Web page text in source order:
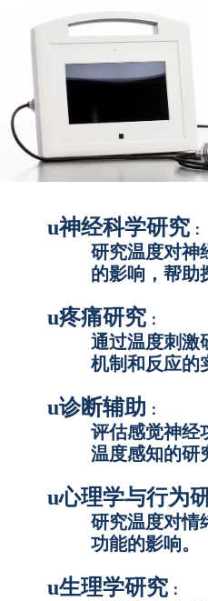
u神经科学研究 ：
研究温度对神
的影响，帮助
u疼痛研究 ：
通过温度刺激
机制和反应的
u诊断辅助 ：
评估感觉神经
温度感知的研
u心理学与行为
研究温度对情
功能的影响。
u生理学研究 ：